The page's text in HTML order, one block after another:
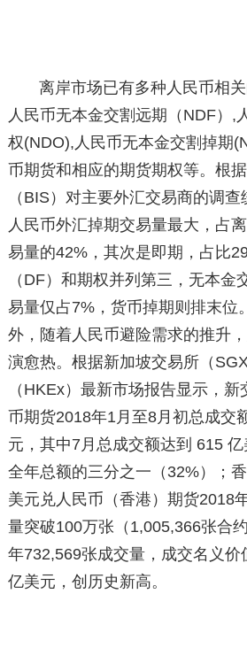
离岸市场已有多种人民币相
人民币无本金交割远期（NDF）,
权(NDO),人民币无本金交割掉期
币期货和相应的期货期权等。根
（BIS）对主要外汇交易商的调
人民币外汇掉期交易量最大，占
易量的42%，其次是即期，占比
（DF）和期权并列第三，无本金
易量仅占7%，货币掉期则排末位
外，随着人民币避险需求的推升
演愈热。根据新加坡交易所（
（HKEx）最新市场报告显示，
币期货2018年1月至8月初总成交
元，其中7月总成交额达到 615
全年总额的三分之一（32%）；
美元兑人民币（香港）期货2018
量突破100万张（1,005,366张合
年732,569张成交量，成交名义价
亿美元，创历史新高。